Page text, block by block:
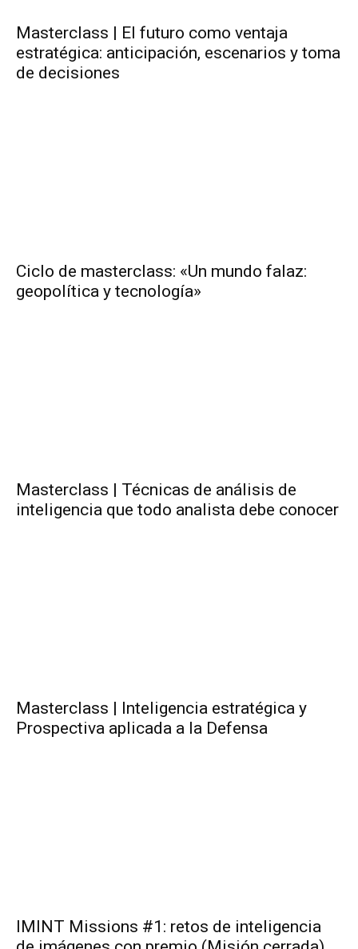
Masterclass | El futuro como ventaja
estratégica: anticipación, escenarios y toma
de decisiones
Ciclo de masterclass: «Un mundo falaz:
geopolítica y tecnología»
Masterclass | Técnicas de análisis de
inteligencia que todo analista debe conocer
Masterclass | Inteligencia estratégica y
Prospectiva aplicada a la Defensa
IMINT Missions #1: retos de inteligencia